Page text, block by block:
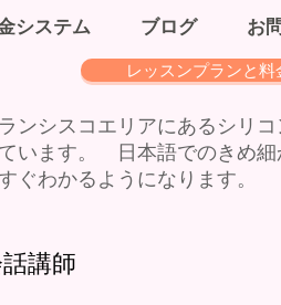
ンシスコエリアにあるシリ
います。 日本語でのきめ細
ぐわかるようになります。
講師
システム ブログ お
レッスンプランと料